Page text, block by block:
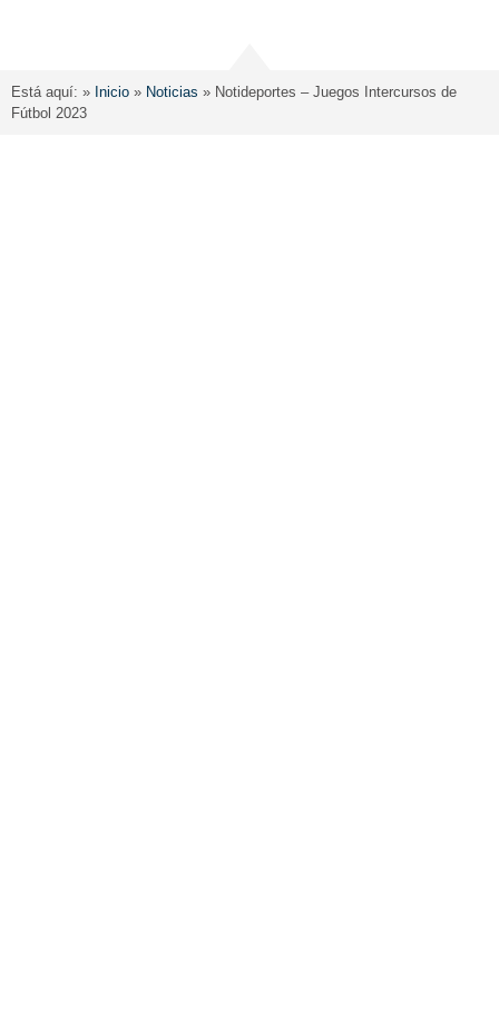
Está aquí: » Inicio » Noticias » Notideportes – Juegos Intercursos de
Fútbol 2023